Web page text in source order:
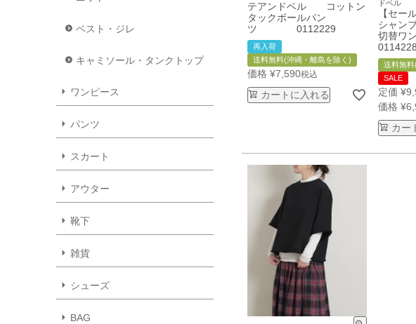
ベスト・ジレ
キャミソール・タンクトップ
ワンピース
パンツ
スカート
アウター
靴下
雑貨
シューズ
BAG
テアンドベル コットン
タックボールパン
ツ 0112229
再入荷
送料無料(沖縄・離島を除く)
価格 ¥7,590税込
カートに入れる
ドベル
【セー
シャン
切替ワ
0114228
送料無
SALE
定価 ¥
価格 ¥
カー